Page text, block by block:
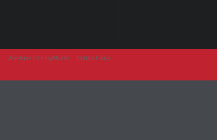
Developer from IngAlb.info Harta e Faqes